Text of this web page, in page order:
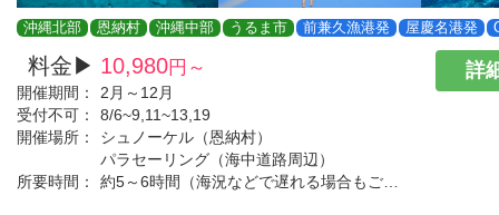
沖縄北部 恩納村 沖縄中部 うるま市 前兼久漁港発 屋慶名港発
料金▶ 10,980円～
開催期間：
2月～12月
受付不可：
8/6~9,11~13,19
開催場所：
シュノーケル（恩納村）
パラセーリング（海中道路周辺）
所要時間：
詳